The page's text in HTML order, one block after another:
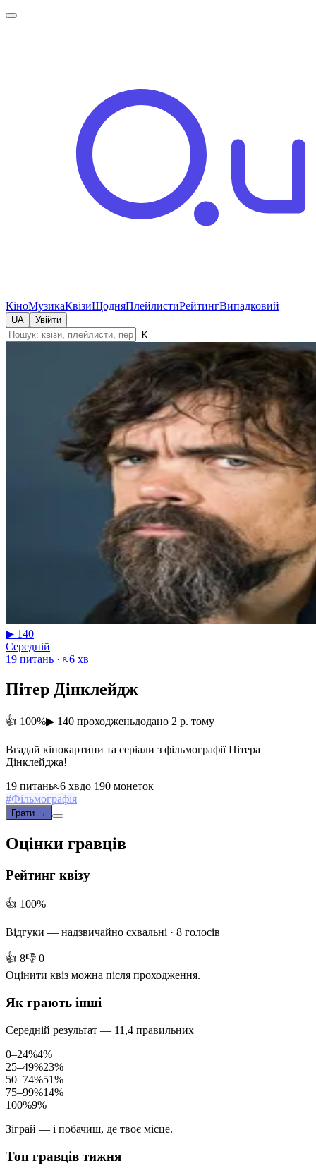
КіноМузикаКвізиЩодняПлейлистиРейтингВипадковий
UA
Увійти
K
▶ 140
Середній
19 питань · ≈6 хв
Пітер Дінклейдж
👍 100%▶ 140 проходженьдодано 2 р. тому
Вгадай кінокартини та серіали з фільмографії Пітера
Дінклейджа!
19 питань≈6 хвдо 190 монеток
#Фільмографія
Грати →
Оцінки гравців
Рейтинг квізу
👍 100%
Відгуки — надзвичайно схвальні · 8 голосів
👍 8👎 0
Оцінити квіз можна після проходження.
Як грають інші
Середній результат — 11,4 правильних
0–24%4%
25–49%23%
50–74%51%
75–99%14%
100%9%
Зіграй — і побачиш, де твоє місце.
Топ гравців тижня